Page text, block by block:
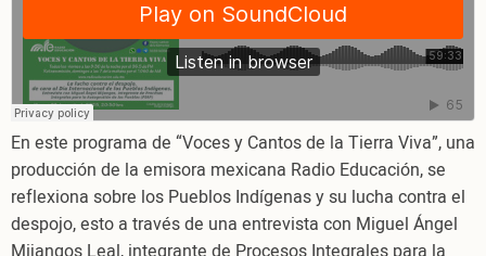
su
lucha
contra
el
despojo
En este programa de “Voces y Cantos de la Tierra Viva”, una
producción de la emisora mexicana Radio Educación, se
reflexiona sobre los Pueblos Indígenas y su lucha contra el
despojo, esto a través de una entrevista con Miguel Ángel